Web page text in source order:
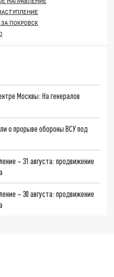
ПОКРОВСК
Москвы: На генералов
о прорыве обороны ВСУ под
– 31 августа: продвижение
– 30 августа: продвижение